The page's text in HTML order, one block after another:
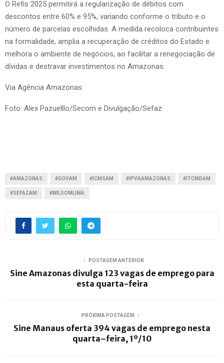
O Refis 2025 permitirá a regularização de débitos com
descontos entre 60% e 95%, variando conforme o tributo e o
número de parcelas escolhidas. A medida recoloca contribuintes
na formalidade, amplia a recuperação de créditos do Estado e
melhora o ambiente de negócios, ao facilitar a renegociação de
dívidas e destravar investimentos no Amazonas.
Via Agência Amazonas
Foto: Alex Pazuelllo/Secom e Divulgação/Sefaz
#AMAZONAS #GOVAM #ICMSAM #IPVAAMAZONAS #ITCMDAM
#SEFAZAM #WILSOMLIMA
POSTAGEM ANTERIOR
Sine Amazonas divulga 123 vagas de emprego para
esta quarta-feira
PRÓXIMA POSTAGEM
Sine Manaus oferta 394 vagas de emprego nesta
quarta–feira, 1º/10